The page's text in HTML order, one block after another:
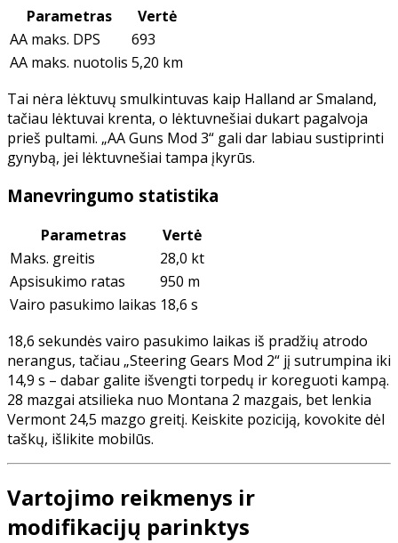
Parametras
Vertė
AA maks. DPS
693
AA maks. nuotolis 5,20 km
Tai nėra lėktuvų smulkintuvas kaip Halland ar Smaland,
tačiau lėktuvai krenta, o lėktuvnešiai dukart pagalvoja
prieš pultami. „AA Guns Mod 3“ gali dar labiau sustiprinti
gynybą, jei lėktuvnešiai tampa įkyrūs.
Manevringumo statistika
Parametras
Vertė
Maks. greitis
28,0 kt
Apsisukimo ratas
950 m
Vairo pasukimo laikas 18,6 s
18,6 sekundės vairo pasukimo laikas iš pradžių atrodo
nerangus, tačiau „Steering Gears Mod 2“ jį sutrumpina iki
14,9 s – dabar galite išvengti torpedų ir koreguoti kampą.
28 mazgai atsilieka nuo Montana 2 mazgais, bet lenkia
Vermont 24,5 mazgo greitį. Keiskite poziciją, kovokite dėl
taškų, išlikite mobilūs.
Vartojimo reikmenys ir
modifikacijų parinktys